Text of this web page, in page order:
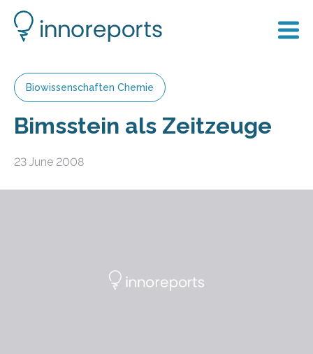
Biowissenschaften Chemie
Bimsstein als Zeitzeuge
23 June 2008